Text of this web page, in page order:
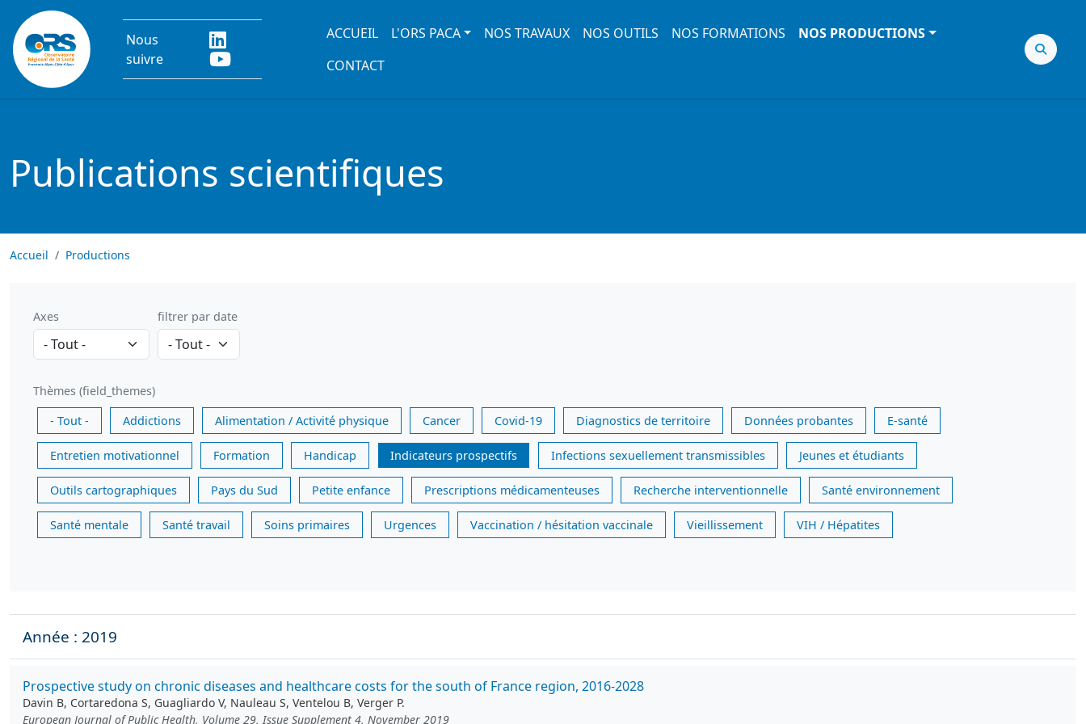
Aller au contenu principal
Nous
suivre
Main navigation
ACCUEIL L'ORS PACA NOS TRAVAUX NOS OUTILS NOS FORMATIONS
NOS PRODUCTIONS
CONTACT
Publications scientifiques
Accueil Productions
Axes filtrer par date
Thèmes (field_themes)
- Tout -
Addictions Alimentation / Activité physique Cancer Covid-19 Diagnostics de territoire Données probantes E-santé
Entretien motivationnel Formation Handicap Indicateurs prospectifs Infections sexuellement transmissibles Jeunes et étudiants
Outils cartographiques Pays du Sud Petite enfance Prescriptions médicamenteuses Recherche interventionnelle Santé environnement
Santé mentale Santé travail Soins primaires Urgences Vaccination / hésitation vaccinale Vieillissement VIH / Hépatites
Année : 2019
Prospective study on chronic diseases and healthcare costs for the south of France region, 2016-2028
Davin B, Cortaredona S, Guagliardo V, Nauleau S, Ventelou B, Verger P.
European Journal of Public Health, Volume 29, Issue Supplement 4, November 2019